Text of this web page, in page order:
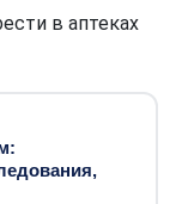
в аптеках